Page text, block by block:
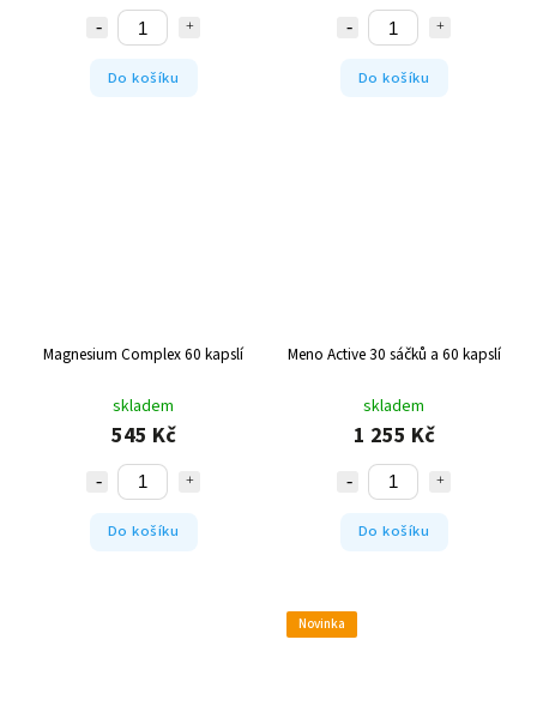
Do košíku Do košíku
Magnesium Complex 60 kapslí
skladem
545 Kč
Do košíku
Meno Active 30 sáčků a 60 kapslí
skladem
1 255 Kč
Do košíku
Novinka